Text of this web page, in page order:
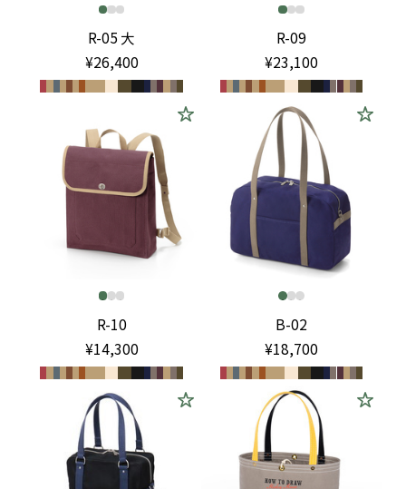
R-05 大
¥26,400
R-09
¥23,100
R-10
¥14,300
B-02
¥18,700